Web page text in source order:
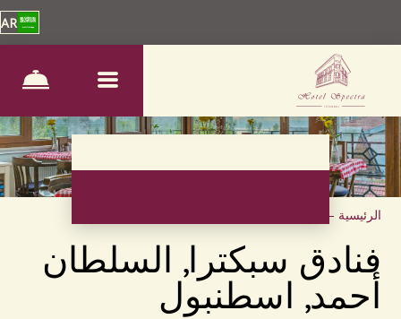
AR
الرئيسية –
فنادق سبكترا, السلطان
أحمد, اسطنبول